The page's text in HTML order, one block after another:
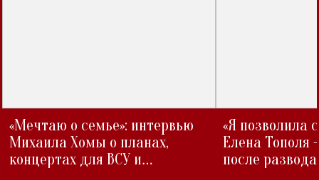
«Мечтаю о семье»: интервью
Михаила Хомы о планах,
концертах для ВСУ и
«Я позволила
Елена Тополя
после развода